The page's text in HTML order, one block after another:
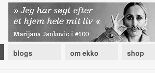
blogs om ekko shop